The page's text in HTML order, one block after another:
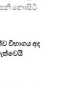
නොසිටි
විභාගය අද